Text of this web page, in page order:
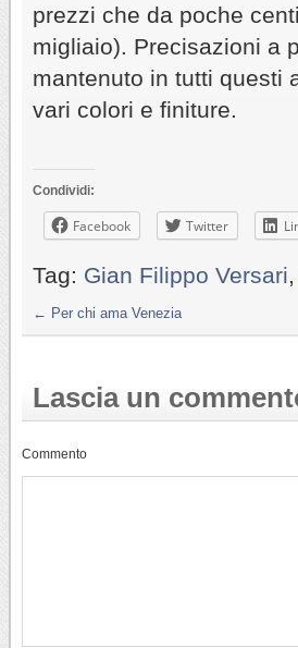
prezzi che da poche
migliaio). Precisazioni a
mantenuto in tutti questi
vari colori e finiture.
Condividi:
Facebook Twitter
Tag: Gian Filippo Versari
← Per chi ama Venezia
Lascia un
Commento